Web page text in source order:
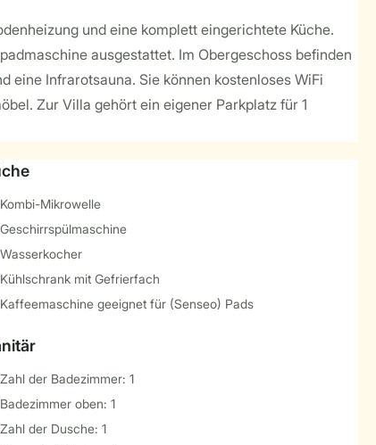
und eine komplett eingerichtete Küche.
ausgestattet. Im Obergeschoss befinden
eine Infrarotsauna. Sie können kostenloses WiFi
Zur Villa gehört ein eigener Parkplatz für 1
Kombi-Mikrowelle
Geschirrspülmaschine
Wasserkocher
Kühlschrank mit Gefrierfach
Kaffeemaschine geeignet für (Senseo) Pads
Zahl der Badezimmer: 1
Badezimmer oben: 1
Zahl der Dusche: 1